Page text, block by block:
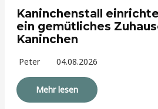
Kaninchenstall
ein gemütliches
Kaninchen
Peter 04.08.2026
Mehr lesen